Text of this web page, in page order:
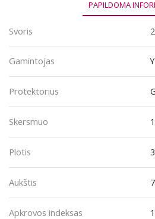
PAPILDOMA
Svoris
Gamintojas
Protektorius
Skersmuo
Plotis
Aukštis
Apkrovos indeksas